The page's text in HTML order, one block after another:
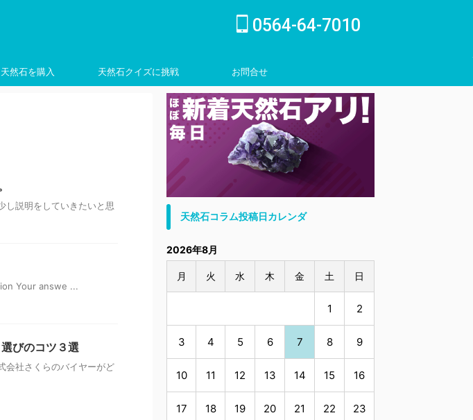
0564-64-7010
天然石を購入 天然石クイズに挑戦 お問合せ
inquiry
し説明をしていきたいと思
Your answe ...
びのコツ３選
会社さくらのバイヤーがど
天然石コラム投稿日カレンダ
2026年8月
月 火 水 木 金 土 日
1 2
3 4 5 6 7 8 9
10 11 12 13 14 15 16
17 18 19 20 21 22 23